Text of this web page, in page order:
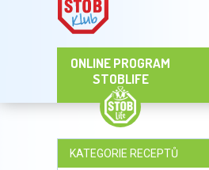
ONLINE PROGRAM
STOBLIFE
KATEGORIE RECEPTŮ